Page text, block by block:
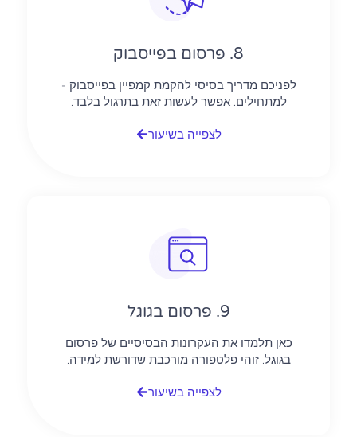
8. פרסום בפייסבוק
לפניכם מדריך בסיסי להקמת קמפיין בפייסבוק -
למתחילים. אפשר לעשות זאת בתרגול בלבד.
לצפייה בשיעור
9. פרסום בגוגל
כאן תלמדו את העקרונות הבסיסיים של פרסום
בגוגל. זוהי פלטפורה מורכבת שדורשת למידה.
לצפייה בשיעור